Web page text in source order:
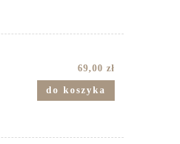
69,00 zł
do koszyka